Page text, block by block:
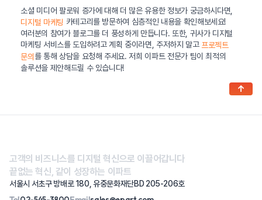
소셜 미디어 팔로워 증가에 대해 더 많은 유용한 정보가 궁금하시다면,
디지털 마케팅 카테고리를 방문하여 심층적인 내용을 확인해보세요!
여러분의 참여가 블로그를 더 풍성하게 만듭니다. 또한, 귀사가 디지털
마케팅 서비스를 도입하려고 계획 중이라면, 주저하지 말고 프로젝트
문의 를 통해 상담을 요청해 주세요. 저희 이파트 전문가 팀이 최적의
솔루션을 제안해드릴 수 있습니다!
고객의 비즈니스를 디지털 혁신으로 이끌어갑니다
끝없는 혁신, 같이 성장하는 이파트
서울시 서초구 방배로 180, 유중문화재단BD 205-206호
↑